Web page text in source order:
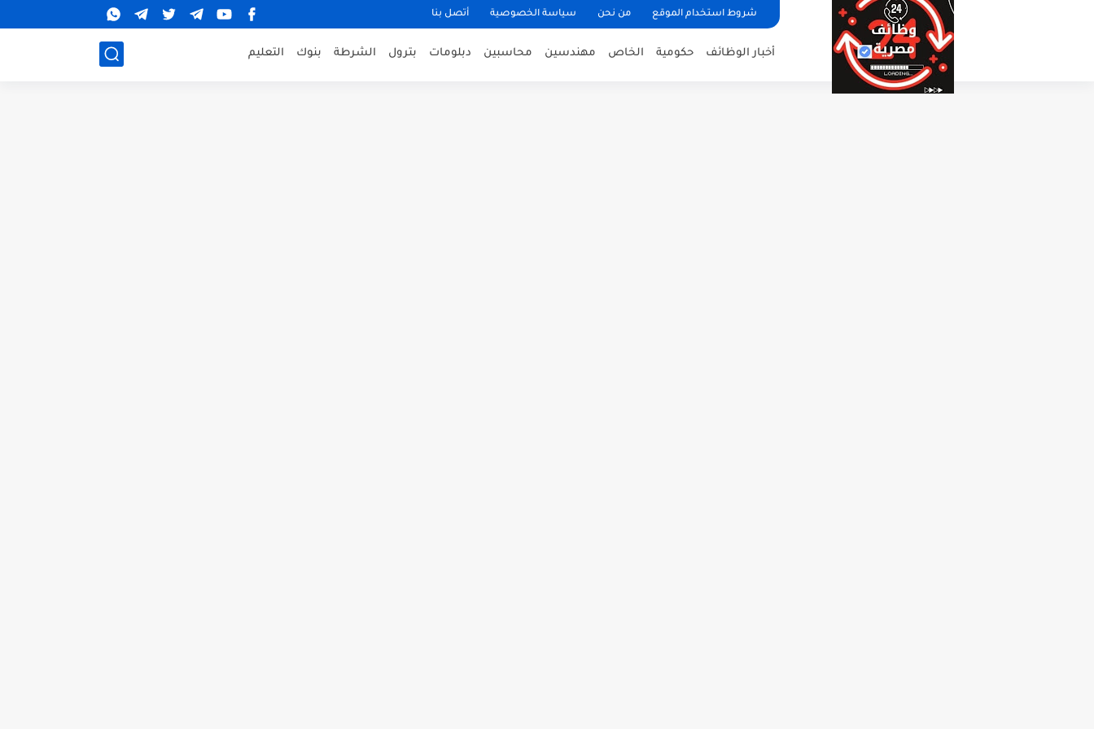
شروط استخدام الموقع من نحن سياسة الخصوصية أتصل بنا
أخبار الوظائف حكومية الخاص مهندسين محاسبين دبلومات بترول الشرطة بنوك التعليم